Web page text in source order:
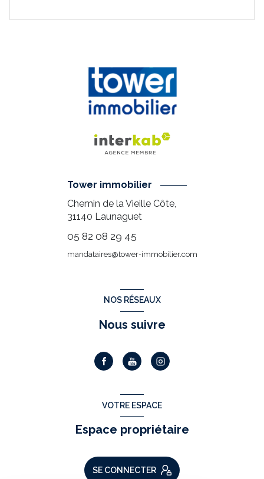
Tower immobilier
Chemin de la Vieille Côte,
31140 Launaguet
05 82 08 29 45
mandataires@tower-immobilier.com
NOS RÉSEAUX
Nous suivre
VOTRE ESPACE
Espace propriétaire
SE CONNECTER